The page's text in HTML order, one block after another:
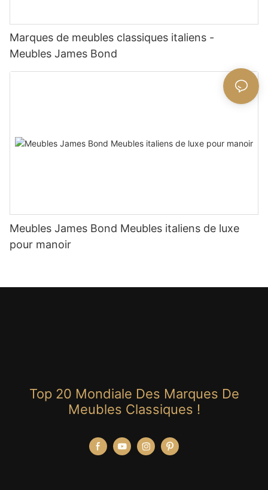
Marques de meubles classiques italiens -
Meubles James Bond
Meubles James Bond Meubles italiens de luxe
pour manoir
Top 20 Mondiale Des Marques De
Meubles Classiques !